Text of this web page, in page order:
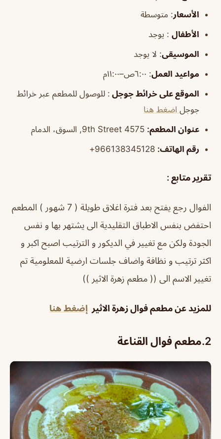
الأسعار: متوسطة
الأطفال : يوجد
الموسيقى: لا يوجد
مواعيد العمل: ٦:٠٠ص–١١:٠٠م
الموقع على خرائط جوجل : للوصول للمطعم عبر خرائط
جوجل اضغط هنا
عنوان المطعم:
رقم الهاتف:
تقرير متابع :
الفوال رجع يفتح بعد فترة اغلاق طويلة ( 7 شهور ) المطعم
احتفض بنفس الاطباق التقليدية الى يشتهر بها و نفس
الجودة ولكن مع تغيير في الديكور و الترتيب اصبح اكبر و
اكثر ترتيب و نظافة واضاف جلسات ارضية للمعلومية تم
تغيير الاسم الى (( مطعم زهرة الاثير ))
للمزيد عن مطعم فوال زهرة الاثير إضغط هنا
2. مطعم فوال القناعة